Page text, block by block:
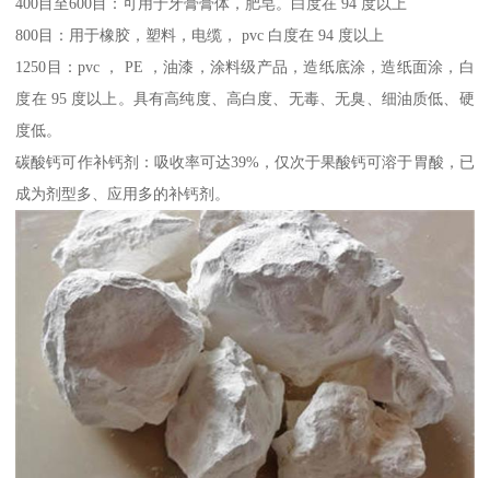
400目至600目：可用于牙膏膏体，肥皂。白度在 94 度以上
800目：用于橡胶，塑料，电缆， pvc 白度在 94 度以上
1250目：pvc ， PE ，油漆，涂料级产品，造纸底涂，造纸面涂，白
度在 95 度以上。具有高纯度、高白度、无毒、无臭、细油质低、硬
度低。
碳酸钙可作补钙剂：吸收率可达39%，仅次于果酸钙可溶于胃酸，已
成为剂型多、应用多的补钙剂。